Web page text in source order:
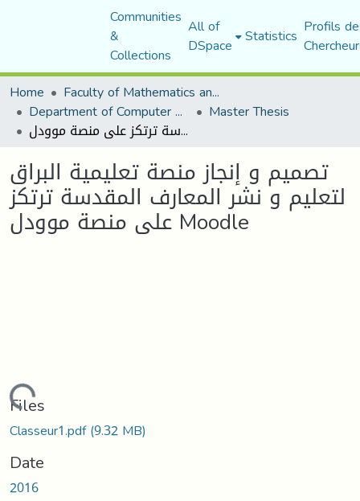
Communities
&
Collections
All of
DSpace Statistics Profils
Home
Faculty of Mathematics and Computer Science
Department of Computer Science Master Thesis
تصميم و إنجاز منصة تعليمية البراق لتعليم و نشر المعارف المقدسة ترتكز على منصة موودل Moodle
تصميم و إنجاز منصة تعليمية البراق
لتعليم و نشر المعارف المقدسة ترتكز
على منصة موودل Moodle
Loading...
Files
Classeur1.pdf(9.32 MB)
Date
2016